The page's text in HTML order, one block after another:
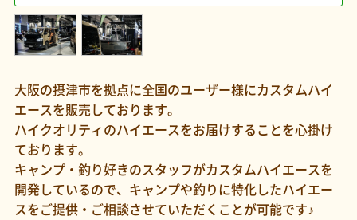
大阪の摂津市を拠点に全国のユーザー様にカスタムハイ
エースを販売しております。
ハイクオリティのハイエースをお届けすることを心掛け
ております。
キャンプ・釣り好きのスタッフがカスタムハイエースを
開発しているので、キャンプや釣りに特化したハイエー
スをご提供・ご相談させていただくことが可能です♪